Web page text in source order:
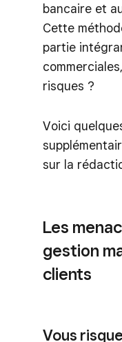
bancaire et
Cette
partie
risques ?
Voici
sur la
Les
gestion
clients
Vous